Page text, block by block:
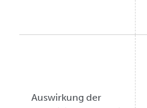
Auswirkung der